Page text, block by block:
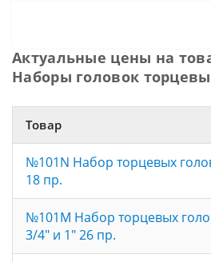
Актуальные цены на
Наборы головок
Товар
№101N Набор торцевых
18 пр.
№101M Набор торцевых
3/4" и 1" 26 пр.